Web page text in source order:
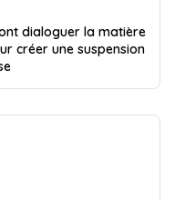
dialoguer la matière
créer une suspension